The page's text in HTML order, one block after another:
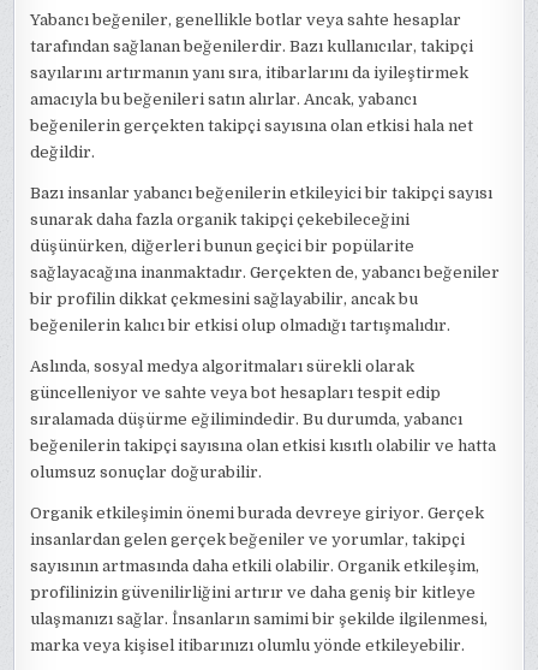
Yabancı beğeniler, genellikle botlar veya sahte hesaplar
tarafından sağlanan beğenilerdir. Bazı kullanıcılar, takipçi
sayılarını artırmanın yanı sıra, itibarlarını da iyileştirmek
amacıyla bu beğenileri satın alırlar. Ancak, yabancı
beğenilerin gerçekten takipçi sayısına olan etkisi hala net
değildir.
Bazı insanlar yabancı beğenilerin etkileyici bir takipçi sayısı
sunarak daha fazla organik takipçi çekebileceğini
düşünürken, diğerleri bunun geçici bir popülarite
sağlayacağına inanmaktadır. Gerçekten de, yabancı beğeniler
bir profilin dikkat çekmesini sağlayabilir, ancak bu
beğenilerin kalıcı bir etkisi olup olmadığı tartışmalıdır.
Aslında, sosyal medya algoritmaları sürekli olarak
güncelleniyor ve sahte veya bot hesapları tespit edip
sıralamada düşürme eğilimindedir. Bu durumda, yabancı
beğenilerin takipçi sayısına olan etkisi kısıtlı olabilir ve hatta
olumsuz sonuçlar doğurabilir.
Organik etkileşimin önemi burada devreye giriyor. Gerçek
insanlardan gelen gerçek beğeniler ve yorumlar, takipçi
sayısının artmasında daha etkili olabilir. Organik etkileşim,
profilinizin güvenilirliğini artırır ve daha geniş bir kitleye
ulaşmanızı sağlar. İnsanların samimi bir şekilde ilgilenmesi,
marka veya kişisel itibarınızı olumlu yönde etkileyebilir.